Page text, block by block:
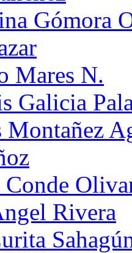
Gómora
Mares N.
Galicia
Montañez
Rivera